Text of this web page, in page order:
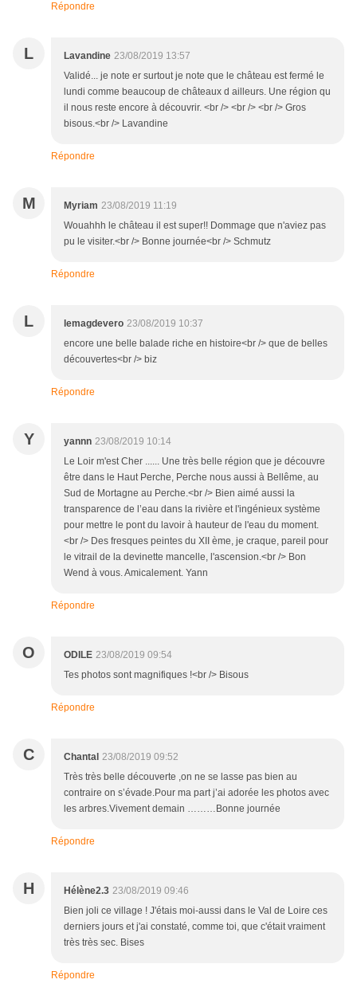
Répondre
L Lavandine 23/08/2019 13:57
Validé... je note er surtout je note que le château est fermé le
lundi comme beaucoup de châteaux d ailleurs. Une région qu
il nous reste encore à découvrir. <br /> <br /> <br /> Gros
bisous.<br /> Lavandine
Répondre
M Myriam 23/08/2019 11:19
Wouahhh le château il est super!! Dommage que n'aviez pas
pu le visiter.<br /> Bonne journée<br /> Schmutz
Répondre
L lemagdevero 23/08/2019 10:37
encore une belle balade riche en histoire<br /> que de belles
découvertes<br /> biz
Répondre
Y yannn 23/08/2019 10:14
Le Loir m'est Cher ...... Une très belle région que je découvre
être dans le Haut Perche, Perche nous aussi à Bellême, au
Sud de Mortagne au Perche.<br /> Bien aimé aussi la
transparence de l’eau dans la rivière et l'ingénieux système
pour mettre le pont du lavoir à hauteur de l'eau du moment.
<br /> Des fresques peintes du XII ème, je craque, pareil pour
le vitrail de la devinette mancelle, l'ascension.<br /> Bon
Wend à vous. Amicalement. Yann
Répondre
O ODILE 23/08/2019 09:54
Tes photos sont magnifiques !<br /> Bisous
Répondre
C Chantal 23/08/2019 09:52
Très très belle découverte ,on ne se lasse pas bien au
contraire on s’évade.Pour ma part j’ai adorée les photos avec
les arbres.Vivement demain ………Bonne journée
Répondre
H Hélène2.3 23/08/2019 09:46
Bien joli ce village ! J'étais moi-aussi dans le Val de Loire ces
derniers jours et j'ai constaté, comme toi, que c'était vraiment
très très sec. Bises
Répondre